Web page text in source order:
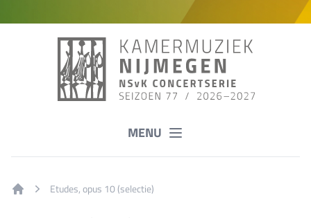
MENU
Etudes, opus 10 (selectie)